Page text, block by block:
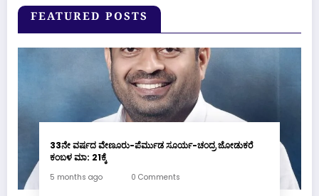
FEATURED POSTS
33ನೇ ವರ್ಷದ ವೇಣೂರು-ಪೆರ್ಮುಡ ಸೂರ್ಯ-ಚಂದ್ರ ಜೋಡುಕರೆ
ಕಂಬಳ ಮಾ: 21ಕ್ಕೆ
5 months ago 0 Comments